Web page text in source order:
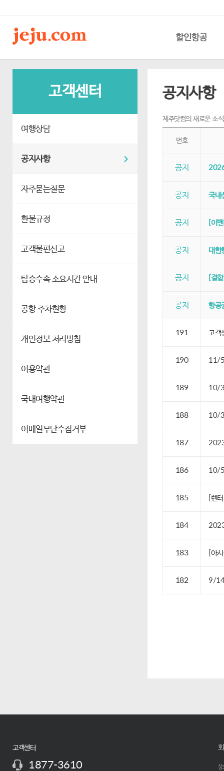
할인항공
고객센터
여행상담
공지사항
자주묻는질문
환불규정
고객불편신고
탑승수속 소요시간 안내
공항 주차현황
개인정보 처리방침
이용약관
국내여행약관
이메일무단수집거부
공지사항
제주닷컴의 새로운 소
번호
공지
공지 국내
공지 [이
공지 대한
공지 [결
공지 항공
191 고객
190 11/
189 10/
188 10/
187
186 10/
185 [렌
184
183 [아
182 9/
고객센터
1877-3610
상